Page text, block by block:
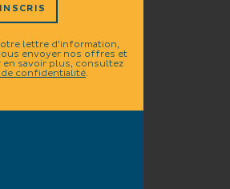
lettre d'information,
envoyer nos offres et
savoir plus, consultez
confidentialité.